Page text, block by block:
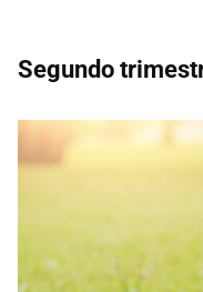
Segundo